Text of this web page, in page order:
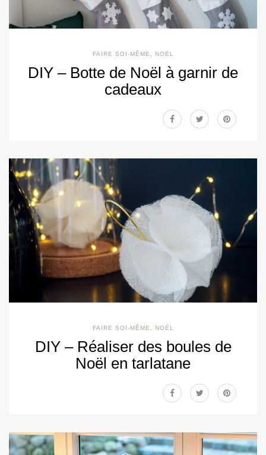
FAIRE SOI-MÊME NOËL
DIY – Botte de Noël à garnir de
cadeaux
FAIRE SOI-MÊME NOËL
DIY – Réaliser des boules de
Noël en tarlatane